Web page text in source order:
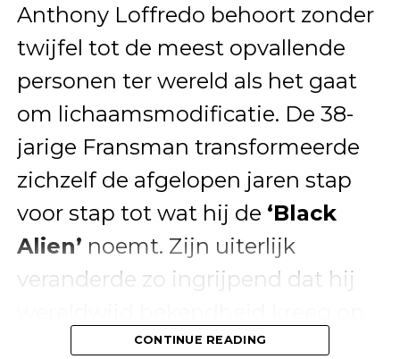
Anthony Loffredo behoort zonder
twijfel tot de meest opvallende
personen ter wereld als het gaat
om lichaamsmodificatie. De 38-
jarige Fransman transformeerde
zichzelf de afgelopen jaren stap
voor stap tot wat hij de ‘Black
Alien’ noemt. Zijn uiterlijk
veranderde zo ingrijpend dat hij
sociale media. Toch vertelt
CONTINUE READING